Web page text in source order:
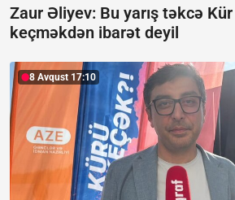
Zaur Əliyev: Bu yarış təkcə Kür
keçməkdən ibarət deyil
8 Avqust 17:10